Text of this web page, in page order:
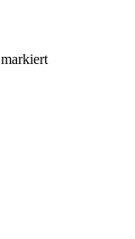
markiert